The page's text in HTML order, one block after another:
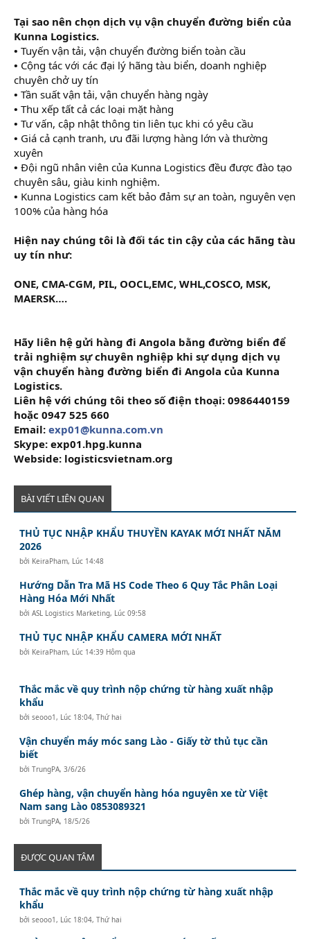
Tại sao nên chọn dịch vụ vận chuyển đường biển của
Kunna Logistics.
• Tuyến vận tải, vận chuyển đường biển toàn cầu
• Cộng tác với các đại lý hãng tàu biển, doanh nghiệp
chuyên chở uy tín
• Tần suất vận tải, vận chuyển hàng ngày
• Thu xếp tất cả các loại mặt hàng
• Tư vấn, cập nhật thông tin liên tục khi có yêu cầu
• Giá cả cạnh tranh, ưu đãi lượng hàng lớn và thường
xuyên
• Đội ngũ nhân viên của Kunna Logistics đều được đào tạo
chuyên sâu, giàu kinh nghiệm.
• Kunna Logistics cam kết bảo đảm sự an toàn, nguyên vẹn
100% của hàng hóa
Hiện nay chúng tôi là đối tác tin cậy của các hãng tàu
uy tín như:
ONE, CMA-CGM, PIL, OOCL,EMC, WHL,COSCO, MSK,
MAERSK….
Hãy liên hệ gửi hàng đi Angola bằng đường biển để
trải nghiệm sự chuyên nghiệp khi sự dụng dịch vụ
vận chuyển hàng đường biển đi Angola của Kunna
Logistics.
Liên hệ với chúng tôi theo số điện thoại: 0986440159
hoặc 0947 525 660
Email: exp01@kunna.com.vn
Skype: exp01.hpg.kunna
Webside: logisticsvietnam.org
BÀI VIẾT LIÊN QUAN
THỦ TỤC NHẬP KHẨU THUYỀN KAYAK MỚI NHẤT NĂM
2026
bởi KeiraPham, Lúc 14:48
Hướng Dẫn Tra Mã HS Code Theo 6 Quy Tắc Phân Loại
Hàng Hóa Mới Nhất
bởiASL Logistics Marketing, Lúc 09:58
THỦ TỤC NHẬP KHẨU CAMERA MỚI NHẤT
bởi KeiraPham, Lúc 14:39 Hôm qua
Thắc mắc về quy trình nộp chứng từ hàng xuất nhập
khẩu
bởiseooo1 , Lúc 18:04, Thứ hai
Vận chuyển máy móc sang Lào - Giấy tờ thủ tục cần
biết
bởiTrungPA,3/6/26
Ghép hàng, vận chuyển hàng hóa nguyên xe từ Việt
Nam sang Lào 0853089321
bởiTrungPA, 18/5/26
ĐƯỢC QUAN TÂM
Thắc mắc về quy trình nộp chứng từ hàng xuất nhập
khẩu
bởiseooo1 , Lúc 18:04, Thứ hai